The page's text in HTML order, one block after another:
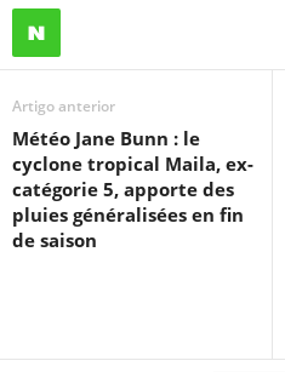
Artigo anterior
Météo Jane Bunn : le
cyclone tropical Maila, ex-
catégorie 5, apporte des
pluies généralisées en fin
de saison